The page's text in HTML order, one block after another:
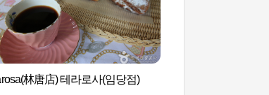
林唐店) 테라로사(임당점)